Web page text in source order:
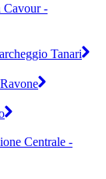
Cavour -
Tanari
Centrale -